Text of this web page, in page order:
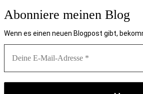
Abonniere meinen Blog
Wenn es einen neuen Blogpost gibt,